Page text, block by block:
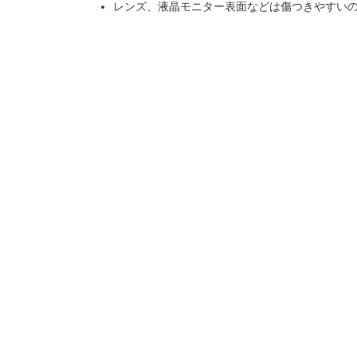
レンズ、液晶モニター表面などは傷つきやすい